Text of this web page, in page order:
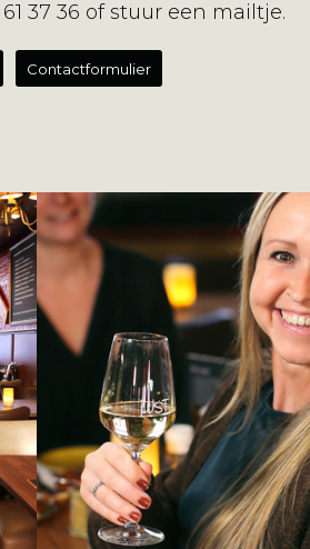
37 36 of stuur een mailtje.
Contactformulier